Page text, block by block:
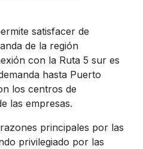
satisfacer de
de la región
con la Ruta 5 sur es
hasta Puerto
los centros de
las empresas.
principales por las
privilegiado por las